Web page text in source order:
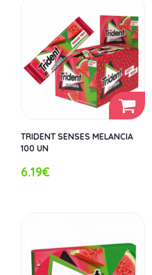
TRIDENT SENSES MELANCIA
100 UN
6.19€